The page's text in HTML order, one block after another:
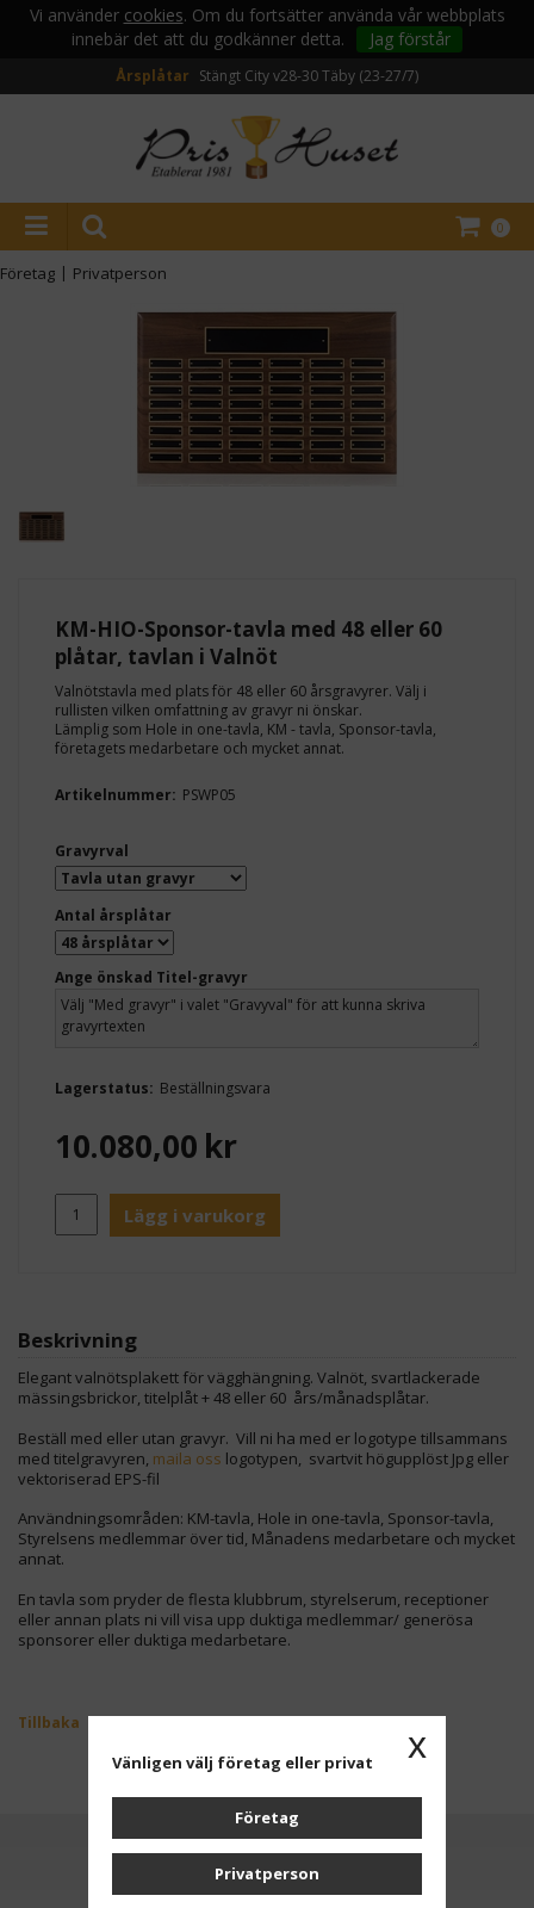
Vi använder cookies. Om du fortsätter använda vår webbplats
innebär det att du godkänner detta.
Jag förstår
Årsplåtar Stängt City v28-30Täby (23-27/7)
0
Företag | Privatperson
KM-HIO-Sponsor-tavla med 48 eller 60
plåtar, tavlan i Valnöt
Valnötstavla med plats för 48 eller 60 årsgravyrer. Välj i
rullisten vilken omfattning av gravyr ni önskar.
Lämplig som Hole in one-tavla, KM - tavla, Sponsor-tavla,
företagets medarbetare och mycket annat.
Artikelnummer: PSWP05
Gravyrval
Antal årsplåtar
Ange önskad Titel-gravyr
Lagerstatus: Beställningsvara
10.080,00 kr
Lägg i varukorg
Beskrivning
Elegant valnötsplakett för vägghängning. Valnöt, svartlackerade
mässingsbrickor, titelplåt + 48 eller 60 års/månadsplåtar.
Beställ med eller utan gravyr. Vill ni ha med er logotype tillsammans
med titelgravyren, maila oss logotypen, svartvit högupplöst Jpg eller
vektoriserad EPS-fil
Användningsområden: KM-tavla, Hole in one-tavla, Sponsor-tavla,
Styrelsens medlemmar över tid, Månadens medarbetare och mycket
annat.
En tavla som pryder de flesta klubbrum, styrelserum, receptioner
eller annan plats ni vill visa upp duktiga medlemmar/ generösa
sponsorer eller duktiga medarbetare.
Tillbaka
Anmäl dig till vårt nyhetsbrev
x
Vänligen välj företag eller privat
Företag
Privatperson